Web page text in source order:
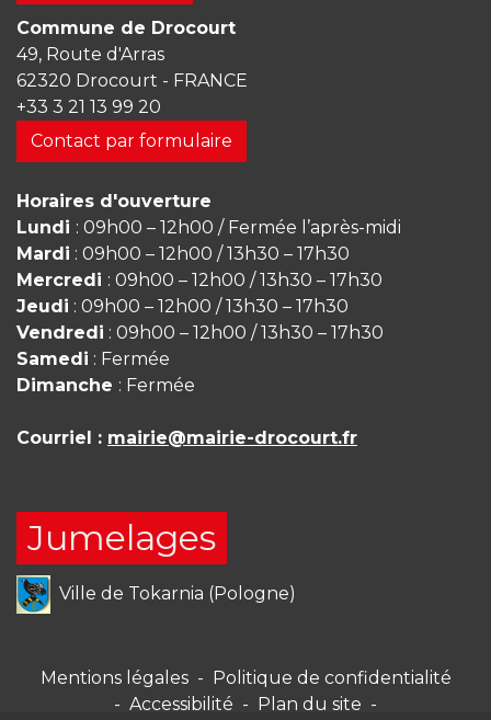
Commune de Drocourt
49, Route d'Arras
62320 Drocourt - FRANCE
+33 3 21 13 99 20
Contact par formulaire
Horaires d'ouverture
Lundi : 09h00 – 12h00 / Fermée l’après-midi
Mardi : 09h00 – 12h00 / 13h30 – 17h30
Mercredi : 09h00 – 12h00 / 13h30 – 17h30
Jeudi : 09h00 – 12h00 / 13h30 – 17h30
Vendredi : 09h00 – 12h00 / 13h30 – 17h30
Samedi : Fermée
Dimanche : Fermée
Courriel : mairie@mairie-drocourt.fr
Jumelages
Ville de Tokarnia (Pologne)
Mentions légales - Politique de confidentialité
- Accessibilité - Plan du site -